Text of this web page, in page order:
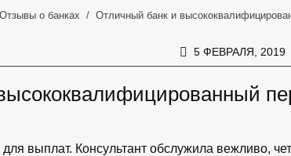
Отзывы о банках Отличный банк и
5 ФЕВРАЛЯ, 2019
выплат. Консультант обслужила вежливо,